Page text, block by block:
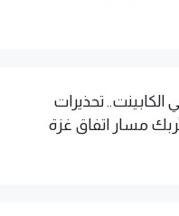
الكابينت.. تحذيرات
مسار اتفاق غزة